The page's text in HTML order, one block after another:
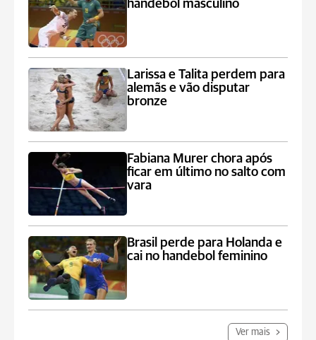
handebol masculino
Larissa e Talita perdem para
alemãs e vão disputar
bronze
Fabiana Murer chora após
ficar em último no salto com
vara
Brasil perde para Holanda e
cai no handebol feminino
Ver mais